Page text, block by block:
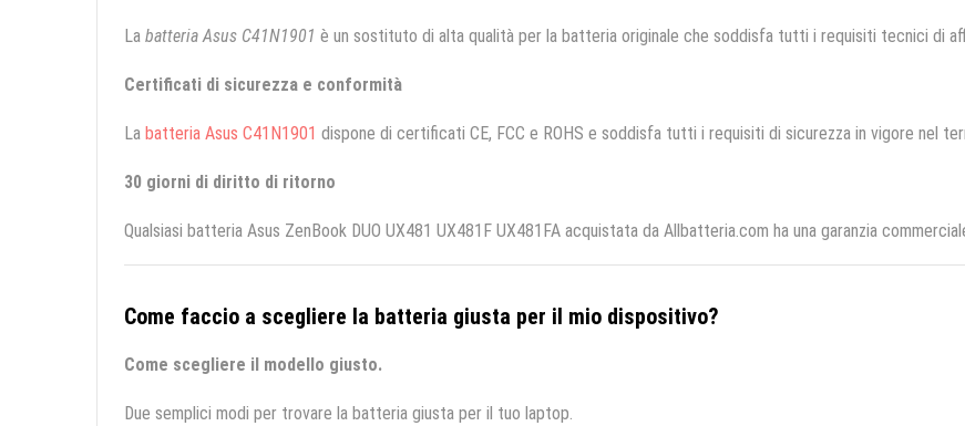
La batteria Asus C41N1901 è un sostituto di alta qualità per la batteria originale che soddisfa tutti i requisiti tecnici di
Certificati di sicurezza e conformità
La batteria Asus C41N1901 dispone di certificati CE, FCC e ROHS e soddisfa tutti i requisiti di sicurezza in vigore nel
30 giorni di diritto di ritorno
Qualsiasi batteria Asus ZenBook DUO UX481 UX481F UX481FA acquistata da Allbatteria.com ha una garanzia
Come faccio a scegliere la batteria giusta per il mio dispositivo?
Come scegliere il modello giusto.
Due semplici modi per trovare la batteria giusta per il tuo laptop.